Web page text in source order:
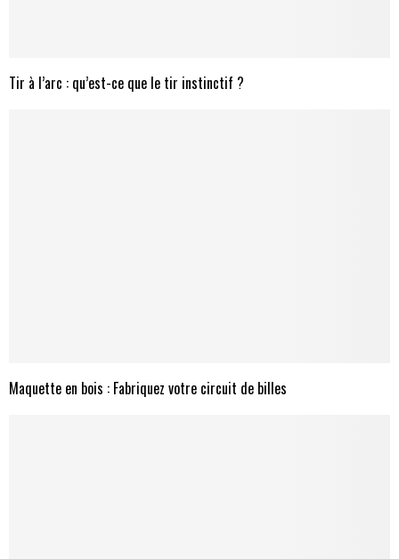
Tir à l’arc : qu’est-ce que le tir instinctif ?
Maquette en bois : Fabriquez votre circuit de billes